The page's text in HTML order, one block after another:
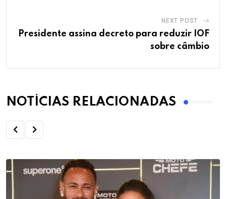
NEXT POST
Presidente assina decreto para reduzir IOF
sobre câmbio
NOTÍCIAS RELACIONADAS